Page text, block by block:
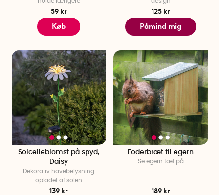
59 kr
Køb
125 kr
Påmind mig
Solcelleblomst på spyd,
Daisy
Dekorativ havebelysning
opladet af solen
139 kr
Foderbræt til egern
Se egern tæt på
189 kr